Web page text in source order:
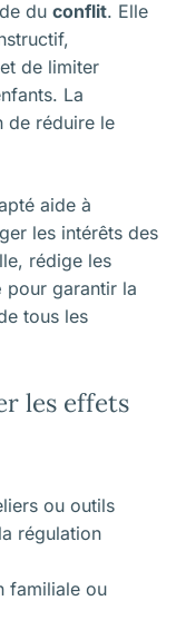
du conflit. Elle
de limiter
La
de réduire le
aide à
les intérêts des
rédige les
pour garantir la
tous les
les effets
ou outils
régulation
familiale ou